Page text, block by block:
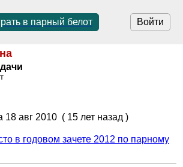
Войти
в парный белот
18 авг 2010 ( 15 лет назад )
в годовом зачете 2012 по парному